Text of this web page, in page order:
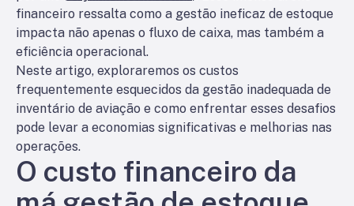
financeiro ressalta como a gestão ineficaz de estoque
impacta não apenas o fluxo de caixa, mas também a
eficiência operacional.
Neste artigo, exploraremos os custos
frequentemente esquecidos da gestão inadequada de
inventário de aviação e como enfrentar esses desafios
pode levar a economias significativas e melhorias nas
operações.
O custo financeiro da